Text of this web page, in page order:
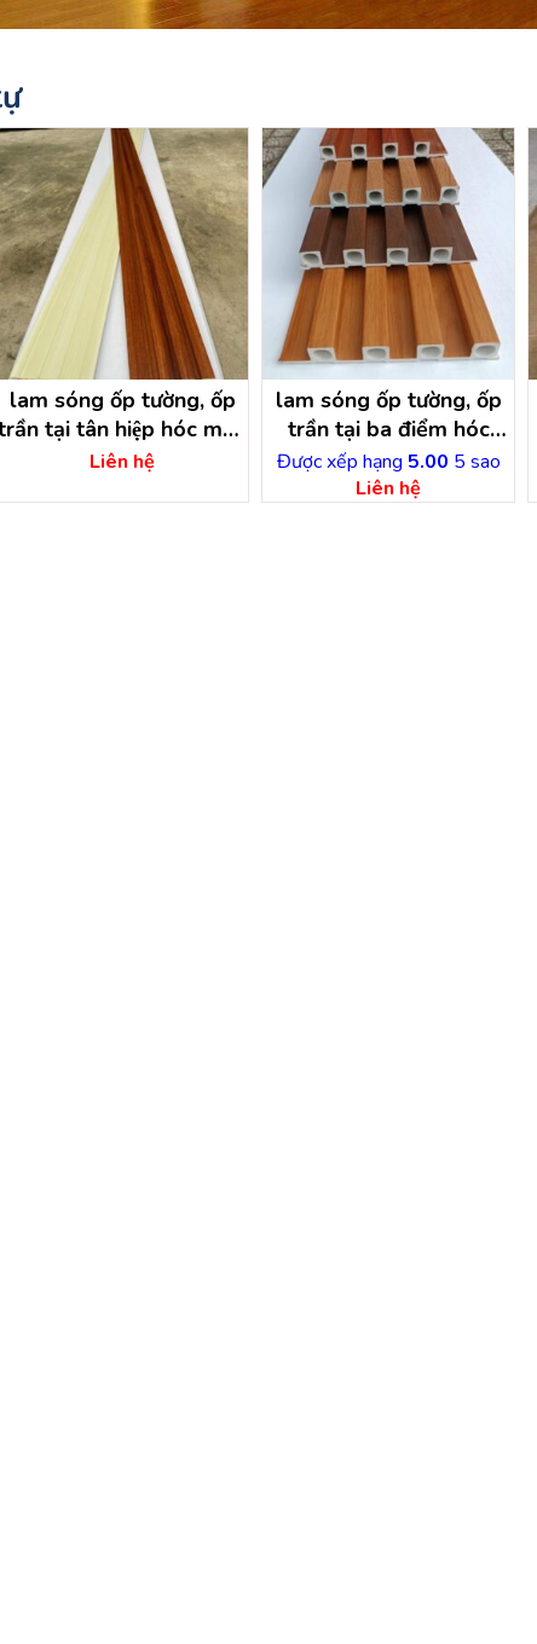
lam sóng ốp tường, ốp
tại tân hiệp hóc môn
– hồ chí minh
Liên hệ
lam sóng ốp tường, ốp
trần tại ba điểm hóc
môn- hồ chí minh
Được xếp hạng 5.00 5 sao
Liên hệ